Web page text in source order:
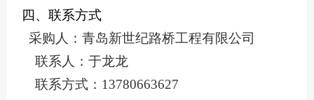
四、联系方式
采购人：青岛新世纪路桥工程有限公司
联系人：于龙龙
联系方式： 13780663627